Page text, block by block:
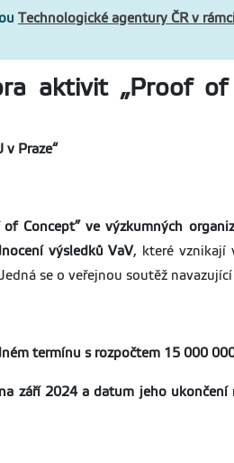
Technologické agentury ČR v
aktivit „Proof of
v Praze“
Concept” ve výzkumných
výsledků VaV, které vznikají
se o veřejnou soutěž
termínu s rozpočtem 15 000
září 2024 a datum jeho